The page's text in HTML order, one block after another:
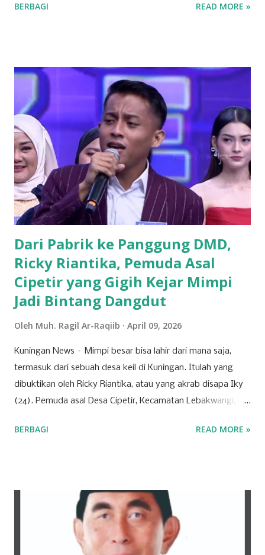
2025 pada Selasa (28/4/2026). Rapat berlangsung secara
yang mengedepankan prinsip tata kelola perusahaan yang
baik, bank bjb mengundang seluruh pemegang saham
untuk turut serta dalam forum strategis ini. RUPST menjadi
wadah penting dalam proses pengambilan keputusan yang
berdampak langsung pada arah dan pertumbuhan
perusahaan ke depan. Tujuh agenda utama telah disusun
untuk dibahas dan diputuskan dalam RUPST kali ini.
Agenda-agenda tersebut disusun berdasarkan peraturan
perundang-undangan, usulan pemegang saham utama,
serta kepentingan strategis korporasi dalam men...
BERBAGI READ MORE »
Dari Pabrik ke Panggung DMD,
Ricky Riantika, Pemuda Asal
Cipetir yang Gigih Kejar Mimpi
Jadi Bintang Dangdut
Oleh Muh. Ragil Ar-Raqiib April 09, 2026
Kuningan News – Mimpi besar bisa lahir dari mana saja,
termasuk dari sebuah desa keil di Kuningan. Itulah yang
dibuktikan oleh Ricky Riantika, atau yang akrab disapa Iky
(24). Pemuda asal Desa Cipetir, Kecamatan Lebakwangi, ini
ketatnya persaingan di dunia hiburan nasional. Nama Iky
28 Maret 2026 lalu, Ikyy memberanikan diri untuk tampil
dalam ajang pencarian bakat bergengsi, DMD (Dangdut
Mania Dadakan). Meski belum berhasil keluar sebagai juara,
pengalaman tersebut menjadi tonggak sejarah penting
BERBAGI READ MORE »